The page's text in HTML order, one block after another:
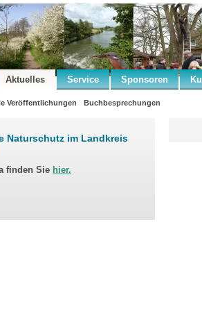
Aktuelles Service Sponsoren
Veröffentlichungen Buchbesprechungen
Naturschutz im Landkreis
finden Sie hier.